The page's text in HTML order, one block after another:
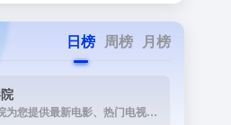
日榜 周榜 月榜
西瓜影院为您提供最新电影、热门电视剧、综艺动漫免费在线观看，高清流畅无广告，海量片源每日更新，打造极致观影体验。